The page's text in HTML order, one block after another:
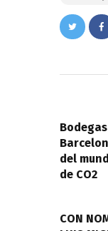
del
de CO2
CON